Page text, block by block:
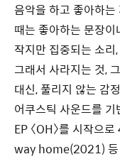
음악을 하고 좋아하
때는 좋아하는 문장
작지만 집중되는 소
그래서 사라지는 것,
대신, 풀리지 않는 감
어쿠스틱 사운드를
EP 〈OH〉를 시작
way home(2021) 등